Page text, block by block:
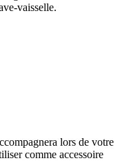
vaisselle.
lors de votre
comme accessoire